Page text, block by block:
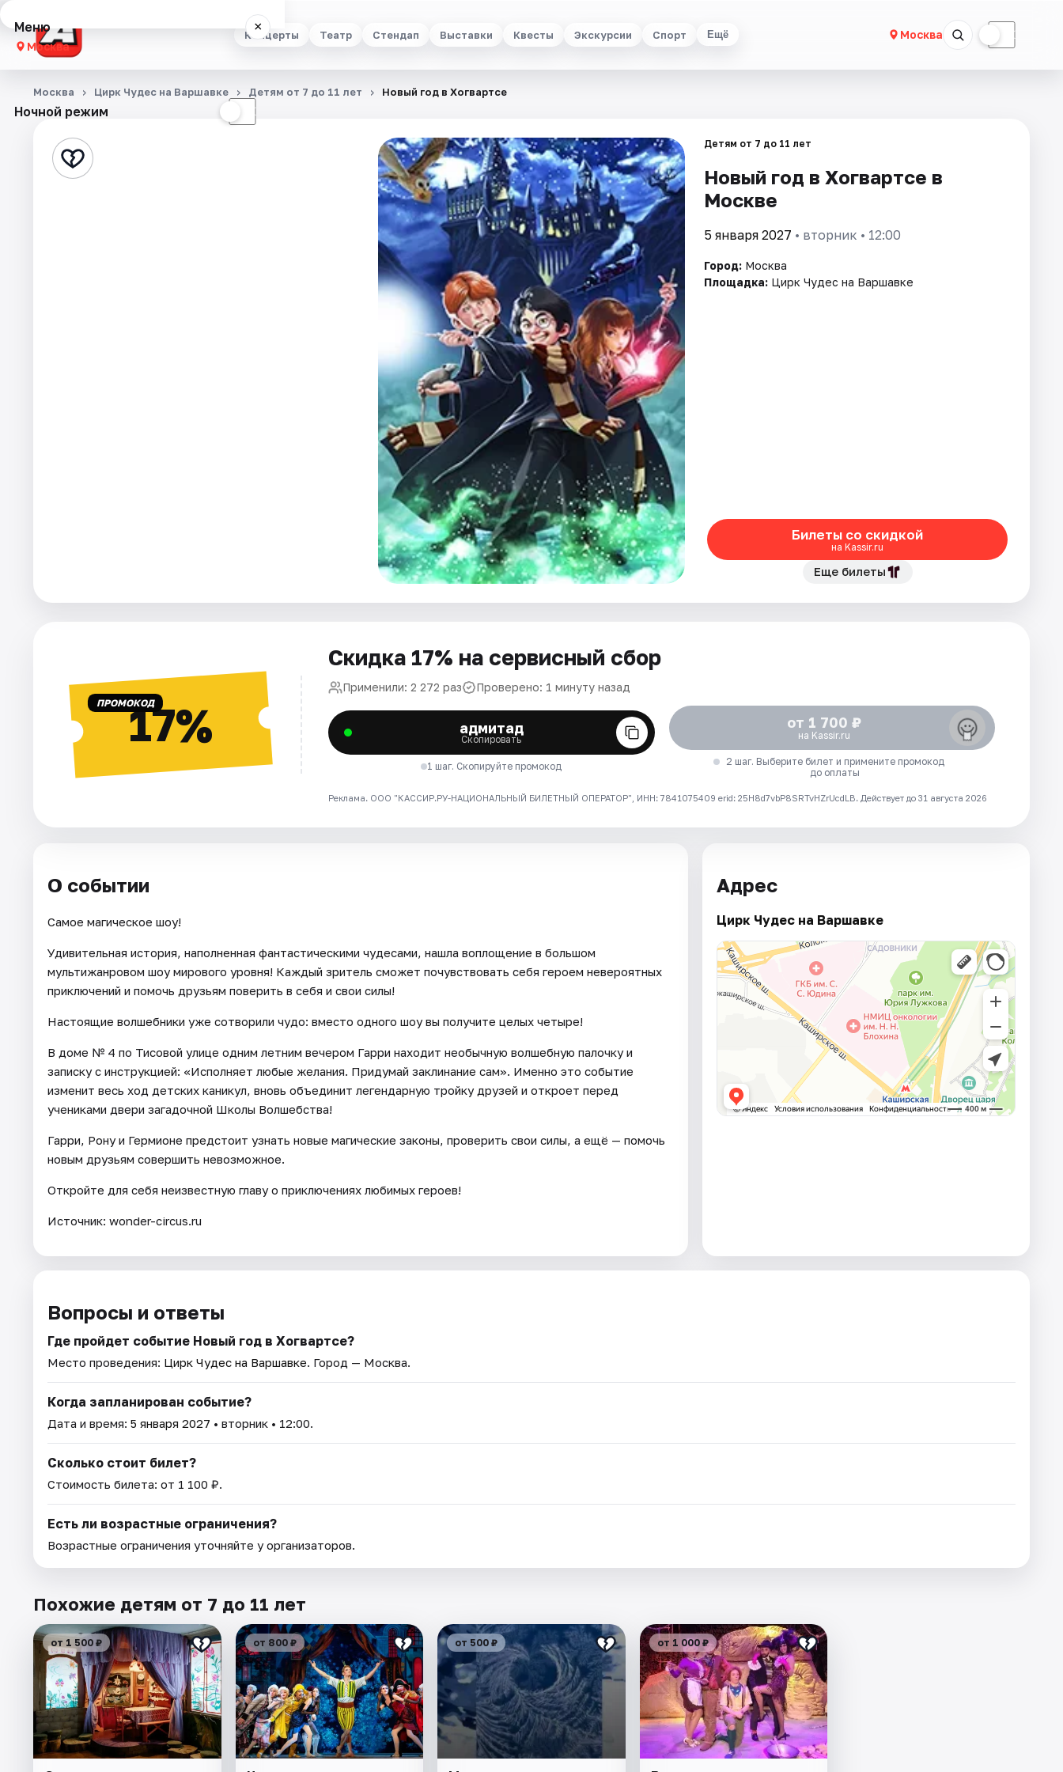
Концерты Театр Стендап Выставки Квесты Экскурсии Спорт Ещё Москва ☾
Меню ×
Москва
Концерты
Стендап
Ночной режим ☾
Москва Цирк Чудес на Варшавке Детям от 7 до 11 лет Новый год в Хогвартсе
Детям от 7 до 11 лет
Новый год в Хогвартсе в
Москве
5 января 2027 • вторник • 12:00
Город: Москва
Площадка: Цирк Чудес на Варшавке
Билеты со скидкой
на Kassir.ru
Еще билеты
ПРОМОКОД17%
Скидка 17% на сервисный сбор
Применили: 2 272 раз Проверено: 1 минуту назад
адмитад
Скопировать
1 шаг. Скопируйте промокод
от 1 700 ₽
на Kassir.ru
2 шаг. Выберите билет и примените промокод
до оплаты
Реклама. ООО "КАССИР.РУ-НАЦИОНАЛЬНЫЙ БИЛЕТНЫЙ ОПЕРАТОР", ИНН: 7841075409 erid: 25H8d7vbP8SRTvHZrUcdLB. Действует до 31 августа 2026
О событии
Самое магическое шоу!
Удивительная история, наполненная фантастическими чудесами, нашла воплощение в большом
мультижанровом шоу мирового уровня! Каждый зритель сможет почувствовать себя героем невероятных
приключений и помочь друзьям поверить в себя и свои силы!
Настоящие волшебники уже сотворили чудо: вместо одного шоу вы получите целых четыре!
В доме № 4 по Тисовой улице одним летним вечером Гарри находит необычную волшебную палочку и
записку с инструкцией: «Исполняет любые желания. Придумай заклинание сам». Именно это событие
изменит весь ход детских каникул, вновь объединит легендарную тройку друзей и откроет перед
учениками двери загадочной Школы Волшебства!
Гарри, Рону и Гермионе предстоит узнать новые магические законы, проверить свои силы, а ещё — помочь
новым друзьям совершить невозможное.
Откройте для себя неизвестную главу о приключениях любимых героев!
Источник: wonder-circus.ru
Адрес
Цирк Чудес на Варшавке
Вопросы и ответы
Где пройдет событие Новый год в Хогвартсе?
Место проведения: Цирк Чудес на Варшавке. Город — Москва.
Когда запланирован событие?
Дата и время: 5 января 2027 • вторник • 12:00.
Сколько стоит билет?
Стоимость билета: от 1 100 ₽.
Есть ли возрастные ограничения?
Возрастные ограничения уточняйте у организаторов.
Похожие детям от 7 до 11 лет
от 1 500 ₽ от 800 ₽ от 500 ₽ от 1 000 ₽